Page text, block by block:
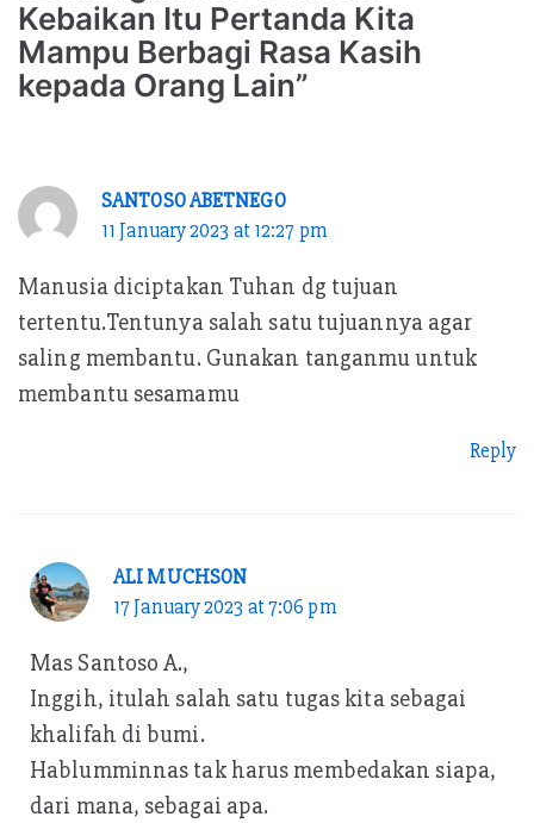
Kebaikan Itu Pertanda Kita
Mampu Berbagi Rasa Kasih
kepada Orang Lain”
SANTOSO ABETNEGO
11 January 2023 at 12:27 pm
Manusia diciptakan Tuhan dg tujuan
tertentu.Tentunya salah satu tujuannya agar
saling membantu. Gunakan tanganmu untuk
membantu sesamamu
Reply
ALI MUCHSON
17 January 2023 at 7:06 pm
Mas Santoso A.,
Inggih, itulah salah satu tugas kita sebagai
khalifah di bumi.
Hablumminnas tak harus membedakan siapa,
dari mana, sebagai apa.